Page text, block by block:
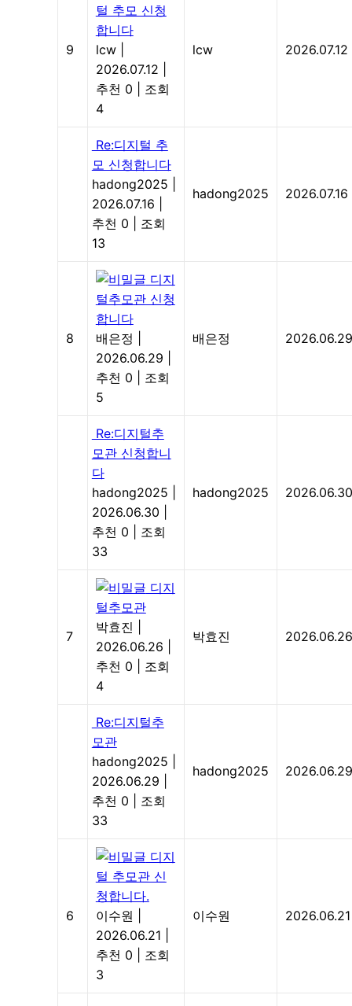
9
털 추모 신청
합니다
lcw
2026.07.12
추천 0
조회
4
lcw 2026.07.12
Re:디지털 추
모 신청합니다
hadong2025
2026.07.16
추천 0
조회
13
hadong2025 2026.07.16
8
디지
털추모관 신청
합니다
배은정
2026.06.29
추천 0
조회
5
배은정 2026.06.29
Re:디지털추
모관 신청합니
다
hadong2025
2026.06.30
추천 0
조회
33
hadong2025 2026.06.30
7
디지
털추모관
박효진
2026.06.26
추천 0
조회
4
박효진 2026.06.26
Re:디지털추
모관
hadong2025
2026.06.29
추천 0
조회
33
hadong2025 2026.06.29
6
디지
털 추모관 신
청합니다.
이수원
2026.06.21
추천 0
조회
3
이수원 2026.06.21